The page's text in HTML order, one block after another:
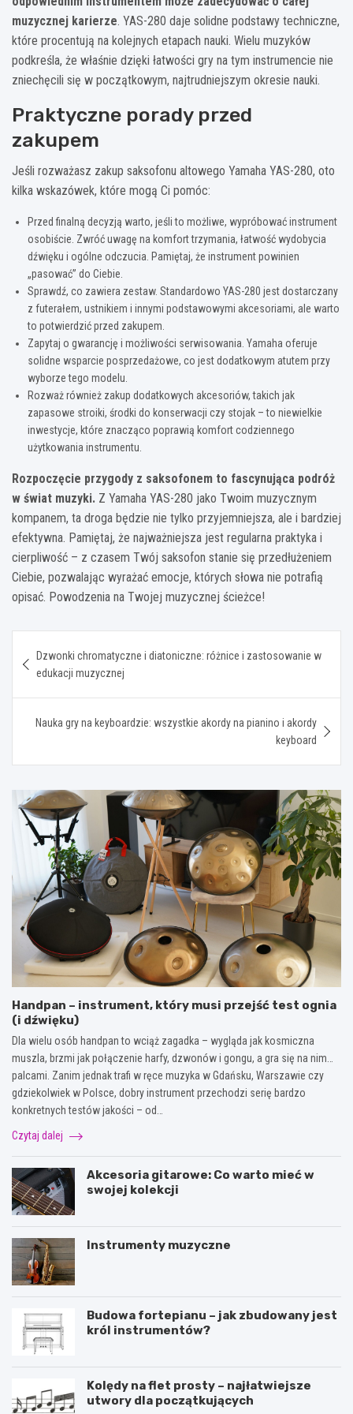
muzycznej karierze. YAS-280 daje solidne podstawy techniczne,
które procentują na kolejnych etapach nauki. Wielu muzyków
podkreśla, że właśnie dzięki łatwości gry na tym instrumencie nie
zniechęcili się w początkowym, najtrudniejszym okresie nauki.
Praktyczne porady przed
zakupem
Jeśli rozważasz zakup saksofonu altowego Yamaha YAS-280, oto
kilka wskazówek, które mogą Ci pomóc:
Przed finalną decyzją warto, jeśli to możliwe, wypróbować instrument
osobiście. Zwróć uwagę na komfort trzymania, łatwość wydobycia
dźwięku i ogólne odczucia. Pamiętaj, że instrument powinien
„pasować” do Ciebie.
Sprawdź, co zawiera zestaw. Standardowo YAS-280 jest dostarczany
z futerałem, ustnikiem i innymi podstawowymi akcesoriami, ale warto
to potwierdzić przed zakupem.
Zapytaj o gwarancję i możliwości serwisowania. Yamaha oferuje
solidne wsparcie posprzedażowe, co jest dodatkowym atutem przy
wyborze tego modelu.
Rozważ również zakup dodatkowych akcesoriów, takich jak
zapasowe stroiki, środki do konserwacji czy stojak – to niewielkie
inwestycje, które znacząco poprawią komfort codziennego
użytkowania instrumentu.
Rozpoczęcie przygody z saksofonem to fascynująca podróż
w świat muzyki. Z Yamaha YAS-280 jako Twoim muzycznym
kompanem, ta droga będzie nie tylko przyjemniejsza, ale i bardziej
efektywna. Pamiętaj, że najważniejsza jest regularna praktyka i
cierpliwość – z czasem Twój saksofon stanie się przedłużeniem
Ciebie, pozwalając wyrażać emocje, których słowa nie potrafią
opisać. Powodzenia na Twojej muzycznej ścieżce!
wpisu
Dzwonki chromatyczne i diatoniczne: różnice i zastosowanie w
edukacji muzycznej
Nauka gry na keyboardzie: wszystkie akordy na pianino i akordy
keyboard
Handpan – instrument, który musi przejść test ognia
(i dźwięku)
Dla wielu osób handpan to wciąż zagadka – wygląda jak kosmiczna
muszla, brzmi jak połączenie harfy, dzwonów i gongu, a gra się na nim…
palcami. Zanim jednak trafi w ręce muzyka w Gdańsku, Warszawie czy
gdziekolwiek w Polsce, dobry instrument przechodzi serię bardzo
konkretnych testów jakości – od…
Czytaj dalej
Akcesoria gitarowe: Co warto mieć w
swojej kolekcji
Instrumenty muzyczne
Budowa fortepianu – jak zbudowany jest
król instrumentów?
Kolędy na flet prosty – najłatwiejsze
utwory dla początkujących